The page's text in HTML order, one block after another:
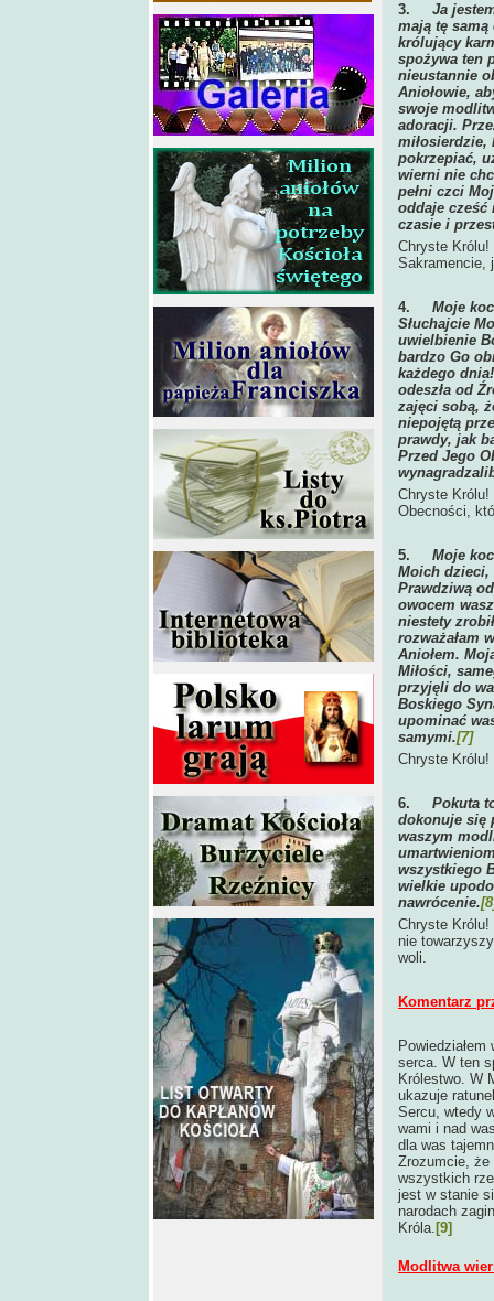
3. Ja
mają tę
królujący
spożywa ten
nieustannie
Aniołowie,
swoje
adoracji.
miłosierdzie,
pokrzepiać,
wierni nie
pełni czci
oddaje cześć
czasie i
Chryste
Sakramencie,
4. Moje
Słuchajcie
uwielbienie
bardzo Go
każdego
odeszła od
zajęci sobą,
niepojętą
prawdy, jak
Przed Jego
Chryste
Obecności,
5. Moje
Moich dzieci,
Prawdziwą
owocem
niestety
rozważałam
Aniołem.
Miłości,
przyjęli do
Boskiego
upominać
samymi.[7]
Chryste Królu!
6. Pokuta
dokonuje się
waszym
wszystkiego
wielkie
nawrócenie.
Chryste
nie
woli.
Komentarz
serca. W ten
Królestwo. W
ukazuje
Sercu, wtedy
wami i nad
dla was
Zrozumcie, że
wszystkich
jest w stanie
narodach
Króla. [9]
Modlitwa